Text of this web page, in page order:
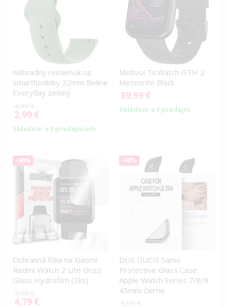
Náhradný remienok na
smarthodinky 22mm Beline
Everyday zelený
4,99 €
Special
2,99 €
Skladom v 3 predajniach
Mobvoi TicWatch GTH 2
Meteorite Black
39,99 €
Skladom v 1 predajni
-40%
Ochranná fólia na Xiaomi
Redmi Watch 2 Lite Grizz
Glass Hydrofilm (3ks)
7,99 €
Special
4,79 €
-40%
DUX DUCIS Samo
Protective Glass Case
Apple Watch Series 7/8/9
45mm čierne
9,99 €